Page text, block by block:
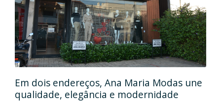
Em dois endereços, Ana Maria Modas une
qualidade, elegância e modernidade